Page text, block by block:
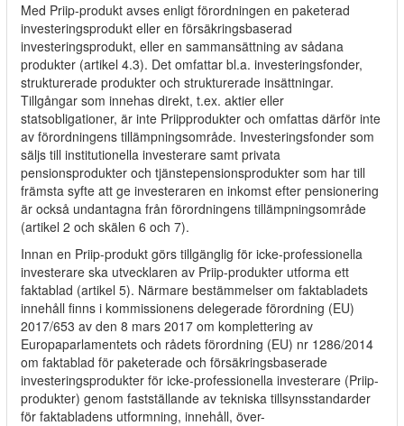
Med Priip-produkt avses enligt förordningen en paketerad
investeringsprodukt eller en försäkringsbaserad
investeringsprodukt, eller en sammansättning av sådana
produkter (artikel 4.3). Det omfattar bl.a. investeringsfonder,
strukturerade produkter och strukturerade insättningar.
Tillgångar som innehas direkt, t.ex. aktier eller
statsobligationer, är inte Priipprodukter och omfattas därför inte
av förordningens tillämpningsområde. Investeringsfonder som
säljs till institutionella investerare samt privata
pensionsprodukter och tjänstepensionsprodukter som har till
främsta syfte att ge investeraren en inkomst efter pensionering
är också undantagna från förordningens tillämpningsområde
(artikel 2 och skälen 6 och 7).
Innan en Priip-produkt görs tillgänglig för icke-professionella
investerare ska utvecklaren av Priip-produkter utforma ett
faktablad (artikel 5). Närmare bestämmelser om faktabladets
innehåll finns i kommissionens delegerade förordning (EU)
2017/653 av den 8 mars 2017 om komplettering av
Europaparlamentets och rådets förordning (EU) nr 1286/2014
om faktablad för paketerade och försäkringsbaserade
investeringsprodukter för icke-professionella investerare (Priip-
produkter) genom fastställande av tekniska tillsynsstandarder
för faktabladens utformning, innehåll, över-